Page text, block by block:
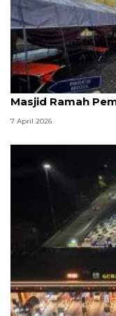
Kemenag: 3,5
Masjid Ramah
7 April 2026